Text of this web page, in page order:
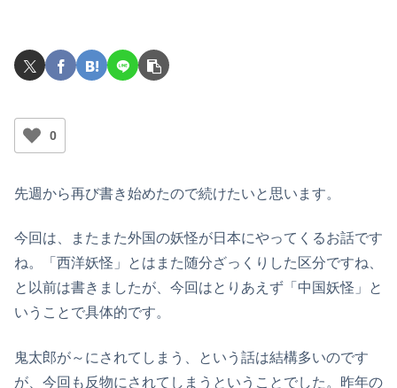
0
先週から再び書き始めたので続けたいと思います。
今回は、またまた外国の妖怪が日本にやってくるお話です
ね。「西洋妖怪」とはまた随分ざっくりした区分ですね、
と以前は書きましたが、今回はとりあえず「中国妖怪」と
いうことで具体的です。
鬼太郎が～にされてしまう、という話は結構多いのです
が、今回も反物にされてしまうということでした。昨年の